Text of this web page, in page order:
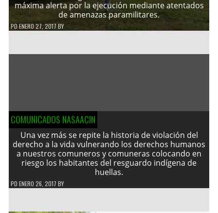
máxima alerta por la ejecución mediante atentados
de amenazas paramilitares.
PDENERO 27, 2017 BY
COMUNICADOS NASAACIN
Una vez más se repite la historia de violación del
derecho a la vida vulnerando los derechos humanos
a nuestros comuneros y comuneras colocando en
riesgo los habitantes del resguardo indígena de
huellas.
PD ENERO 26, 2017 BY